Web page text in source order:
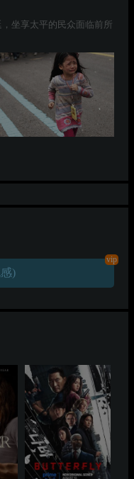
坐享太平的民众面临前所
)
vip